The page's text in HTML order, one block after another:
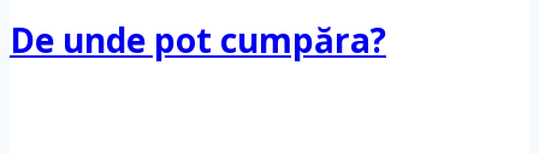
De unde pot cumpăra?